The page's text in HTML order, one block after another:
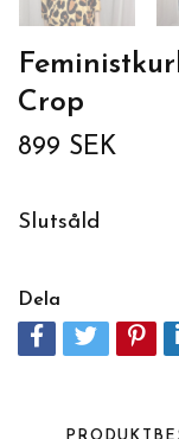
Crop
899 SEK
Slutsåld
Dela